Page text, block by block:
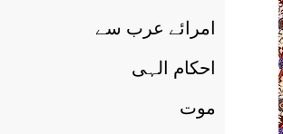
امرائے عرب سے
احکام الہی
موت